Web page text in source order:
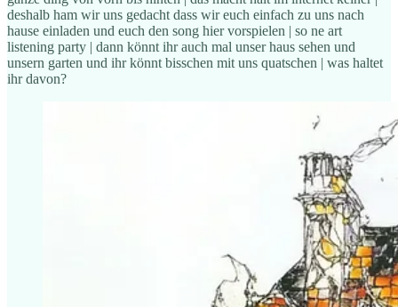
deshalb ham wir uns gedacht dass wir euch einfach zu uns nach
hause einladen und euch den song hier vorspielen | so ne art
listening party | dann könnt ihr auch mal unser haus sehen und
unsern garten und ihr könnt bisschen mit uns quatschen | was haltet
ihr davon?